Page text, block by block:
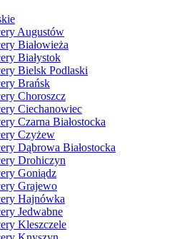
Augustów
Białowieża
Białystok
Bielsk Podlaski
Brańsk
Choroszcz
Ciechanowiec
Czarna Białostocka
Czyżew
Dąbrowa Białostocka
Drohiczyn
Goniądz
Grajewo
Hajnówka
Jedwabne
Kleszczele